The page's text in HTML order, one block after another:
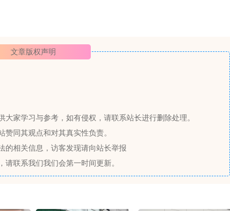
文章版权声明
家学习与参考，如有侵权，请联系站长进行删除处理。
同其观点和对其真实性负责。
的相关信息，访客发现请向站长举报
联系我们我们会第一时间更新。